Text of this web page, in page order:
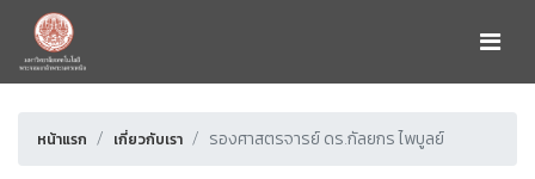
หน้าแรก เกี่ยวกับเรา รองศาสตรจารย์ ดร.กัลยกร ไพบูลย์